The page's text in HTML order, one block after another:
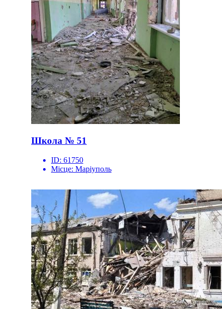
Школа № 51
ID: 61750
Місце: Маріуполь